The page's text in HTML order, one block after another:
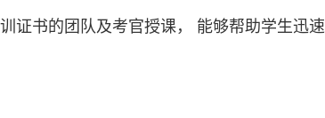
证书的团队及考官授课， 能够帮助学生迅速